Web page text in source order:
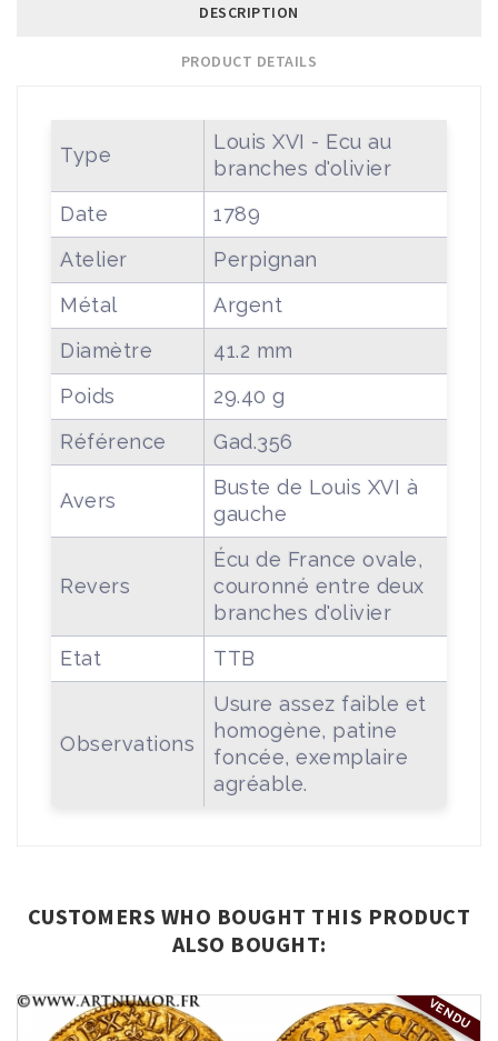
DESCRIPTION
PRODUCT DETAILS
Type
Louis XVI - Ecu au
branches d'olivier
Date
1789
Atelier
Perpignan
Métal
Argent
Diamètre
41.2 mm
Poids
29.40 g
Référence
Gad.356
Avers
Buste de Louis XVI à
gauche
Revers
Écu de France ovale,
couronné entre deux
branches d'olivier
Etat
TTB
Observations
Usure assez faible et
homogène, patine
foncée, exemplaire
agréable.
CUSTOMERS WHO BOUGHT THIS PRODUCT
ALSO BOUGHT:
VENDU